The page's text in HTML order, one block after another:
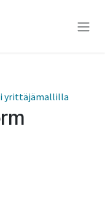
yrittäjämallilla